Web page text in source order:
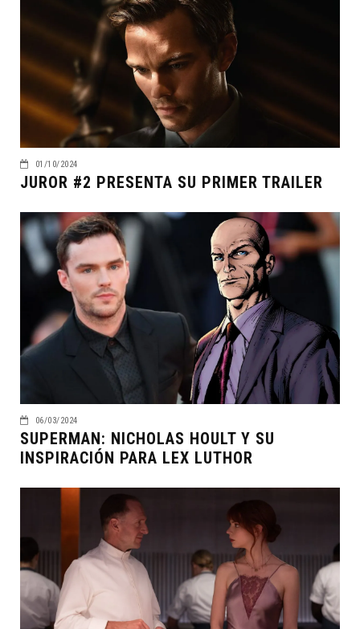
01/10/2024
JUROR #2 PRESENTA SU PRIMER TRAILER
06/03/2024
SUPERMAN: NICHOLAS HOULT Y SU
INSPIRACIÓN PARA LEX LUTHOR